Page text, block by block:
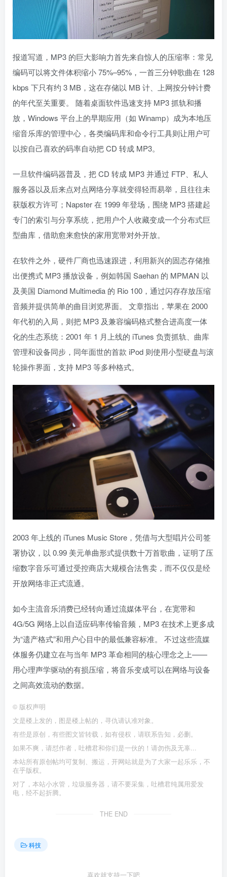
报道写道，MP3 的巨大影响力首先来自惊人的压缩率：常见
编码可以将文件体积缩小 75%–95%，一首三分钟歌曲在 128
kbps 下只有约 3 MB，这在存储以 MB 计、上网按分钟计费
的年代至关重要。 随着桌面软件迅速支持 MP3 抓轨和播
放，Windows 平台上的早期应用（如 Winamp）成为本地压
缩音乐库的管理中心，各类编码库和命令行工具则让用户可
以按自己喜欢的码率自动把 CD 转成 MP3。
一旦软件编码器普及，把 CD 转成 MP3 并通过 FTP、私人
服务器以及后来点对点网络分享就变得轻而易举，且往往未
获版权方许可；Napster 在 1999 年登场，围绕 MP3 搭建起
专门的索引与分享系统，把用户个人收藏变成一个分布式巨
型曲库，借助愈来愈快的家用宽带对外开放。
在软件之外，硬件厂商也迅速跟进，利用新兴的固态存储推
出便携式 MP3 播放设备，例如韩国 Saehan 的 MPMAN 以
及美国 Diamond Multimedia 的 Rio 100，通过闪存存放压缩
音频并提供简单的曲目浏览界面。 文章指出，苹果在 2000
年代初的入局，则把 MP3 及兼容编码格式整合进高度一体
化的生态系统：2001 年 1 月上线的 iTunes 负责抓轨、曲库
管理和设备同步，同年面世的首款 iPod 则使用小型硬盘与滚
轮操作界面，支持 MP3 等多种格式。
2003 年上线的 iTunes Music Store，凭借与大型唱片公司签
署协议，以 0.99 美元单曲形式提供数十万首歌曲，证明了压
缩数字音乐可通过受控商店大规模合法售卖，而不仅仅是经
开放网络非正式流通。
如今主流音乐消费已经转向通过流媒体平台，在宽带和
4G/5G 网络上以自适应码率传输音频，MP3 在技术上更多成
为“遗产格式”和用户心目中的最低兼容标准。 不过这些流媒
体服务仍建立在与当年 MP3 革命相同的核心理念之上——
用心理声学驱动的有损压缩，将音乐变成可以在网络与设备
之间高效流动的数据。
© 版权声明
文是楼上发的，图是楼上帖的，寻仇请认准对象。
有些是原创，有些图文皆转载，如有侵权，请联系告知，必删。
如果不爽，请怼作者，吐槽君和你们是一伙的！请勿伤及无辜...
本站所有原创帖均可复制、搬运，开网站就是为了大家一起乐乐，不
在乎版权。
对了，本站小水管，垃圾服务器，请不要采集，吐槽君纯属用爱发
电，经不起折腾。
THE END
科技
喜欢就支持一下吧